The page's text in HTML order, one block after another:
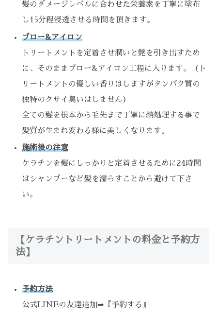
髪のダメージレベルに合わせた栄養素を丁寧に塗布
し15分程浸透させる時間を頂きます。
ブロー&アイロン
トリートメントを定着させ潤いと艶を引き出すため
に、そのままブロー&アイロン工程に入ります。（ト
リートメントの優しい香りはしますがタンパク質の
独特のクサイ臭いはしません）
全ての髪を根本から毛先まで丁寧に熱処理する事で
髪質が生まれ変わる様に美しくなります。
施術後の注意
ケラチンを髪にしっかりと定着させるために24時間
はシャンプーなど髪を濡らすことから避けて下さ
い。
【ケラチントリートメントの料金と予約方
法】
予約方法
公式LINEの友達追加➡︎『予約する』